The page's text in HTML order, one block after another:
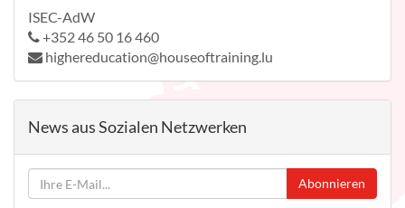
ISEC-AdW
+352 46 50 16 460
highereducation@houseoftraining.lu
News aus Sozialen Netzwerken
Abonnieren